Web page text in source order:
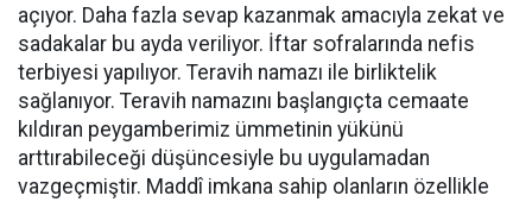
açıyor. Daha fazla sevap kazanmak amacıyla zekat ve
sadakalar bu ayda veriliyor. İftar sofralarında nefis
terbiyesi yapılıyor. Teravih namazı ile birliktelik
sağlanıyor. Teravih namazını başlangıçta cemaate
kıldıran peygamberimiz ümmetinin yükünü
arttırabileceği düşüncesiyle bu uygulamadan
vazgeçmiştir. Maddî imkana sahip olanların özellikle